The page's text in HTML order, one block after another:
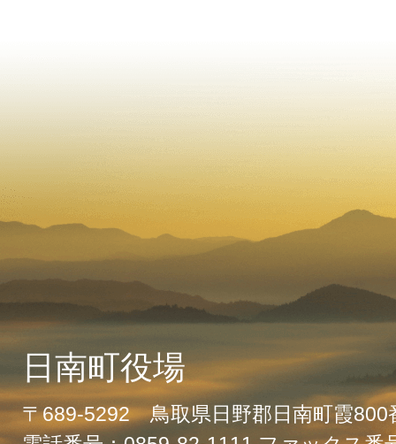
日南町役場
〒689-5292 鳥取県日野郡日南町霞800